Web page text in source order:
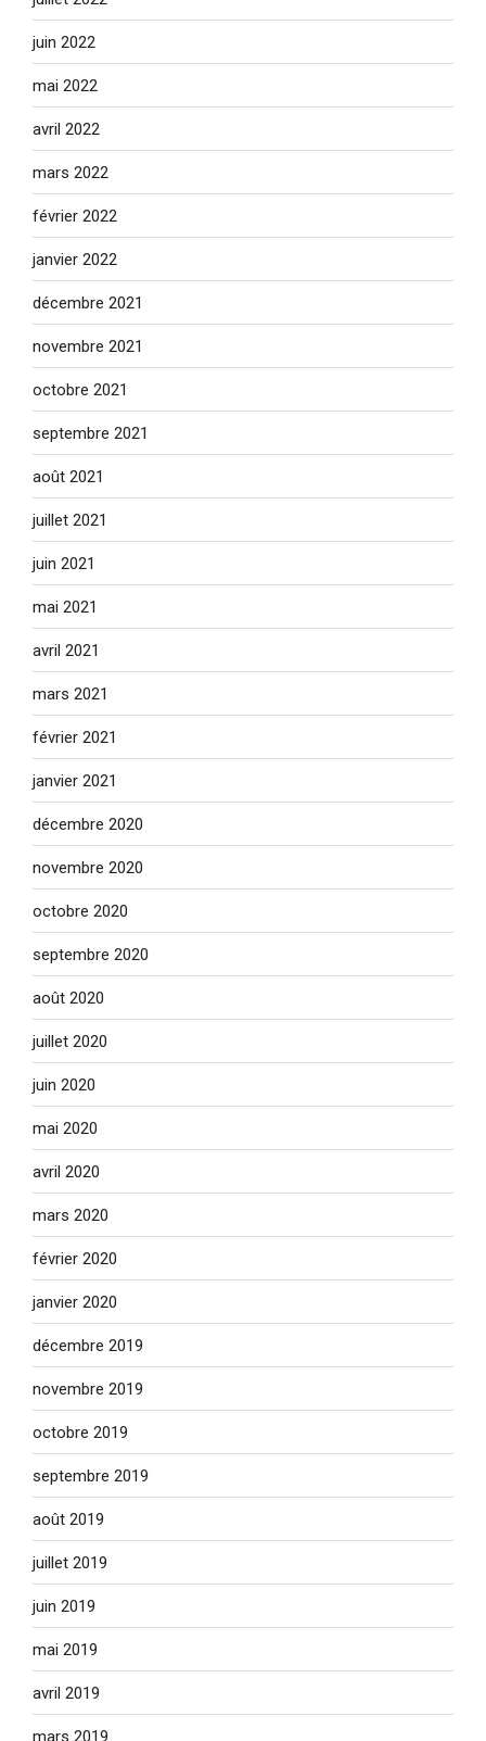
juin 2022
mai 2022
avril 2022
mars 2022
février 2022
janvier 2022
décembre 2021
novembre 2021
octobre 2021
septembre 2021
août 2021
juillet 2021
juin 2021
mai 2021
avril 2021
mars 2021
février 2021
janvier 2021
décembre 2020
novembre 2020
octobre 2020
septembre 2020
août 2020
juillet 2020
juin 2020
mai 2020
avril 2020
mars 2020
février 2020
janvier 2020
décembre 2019
novembre 2019
octobre 2019
septembre 2019
août 2019
juillet 2019
juin 2019
mai 2019
avril 2019
mars 2019